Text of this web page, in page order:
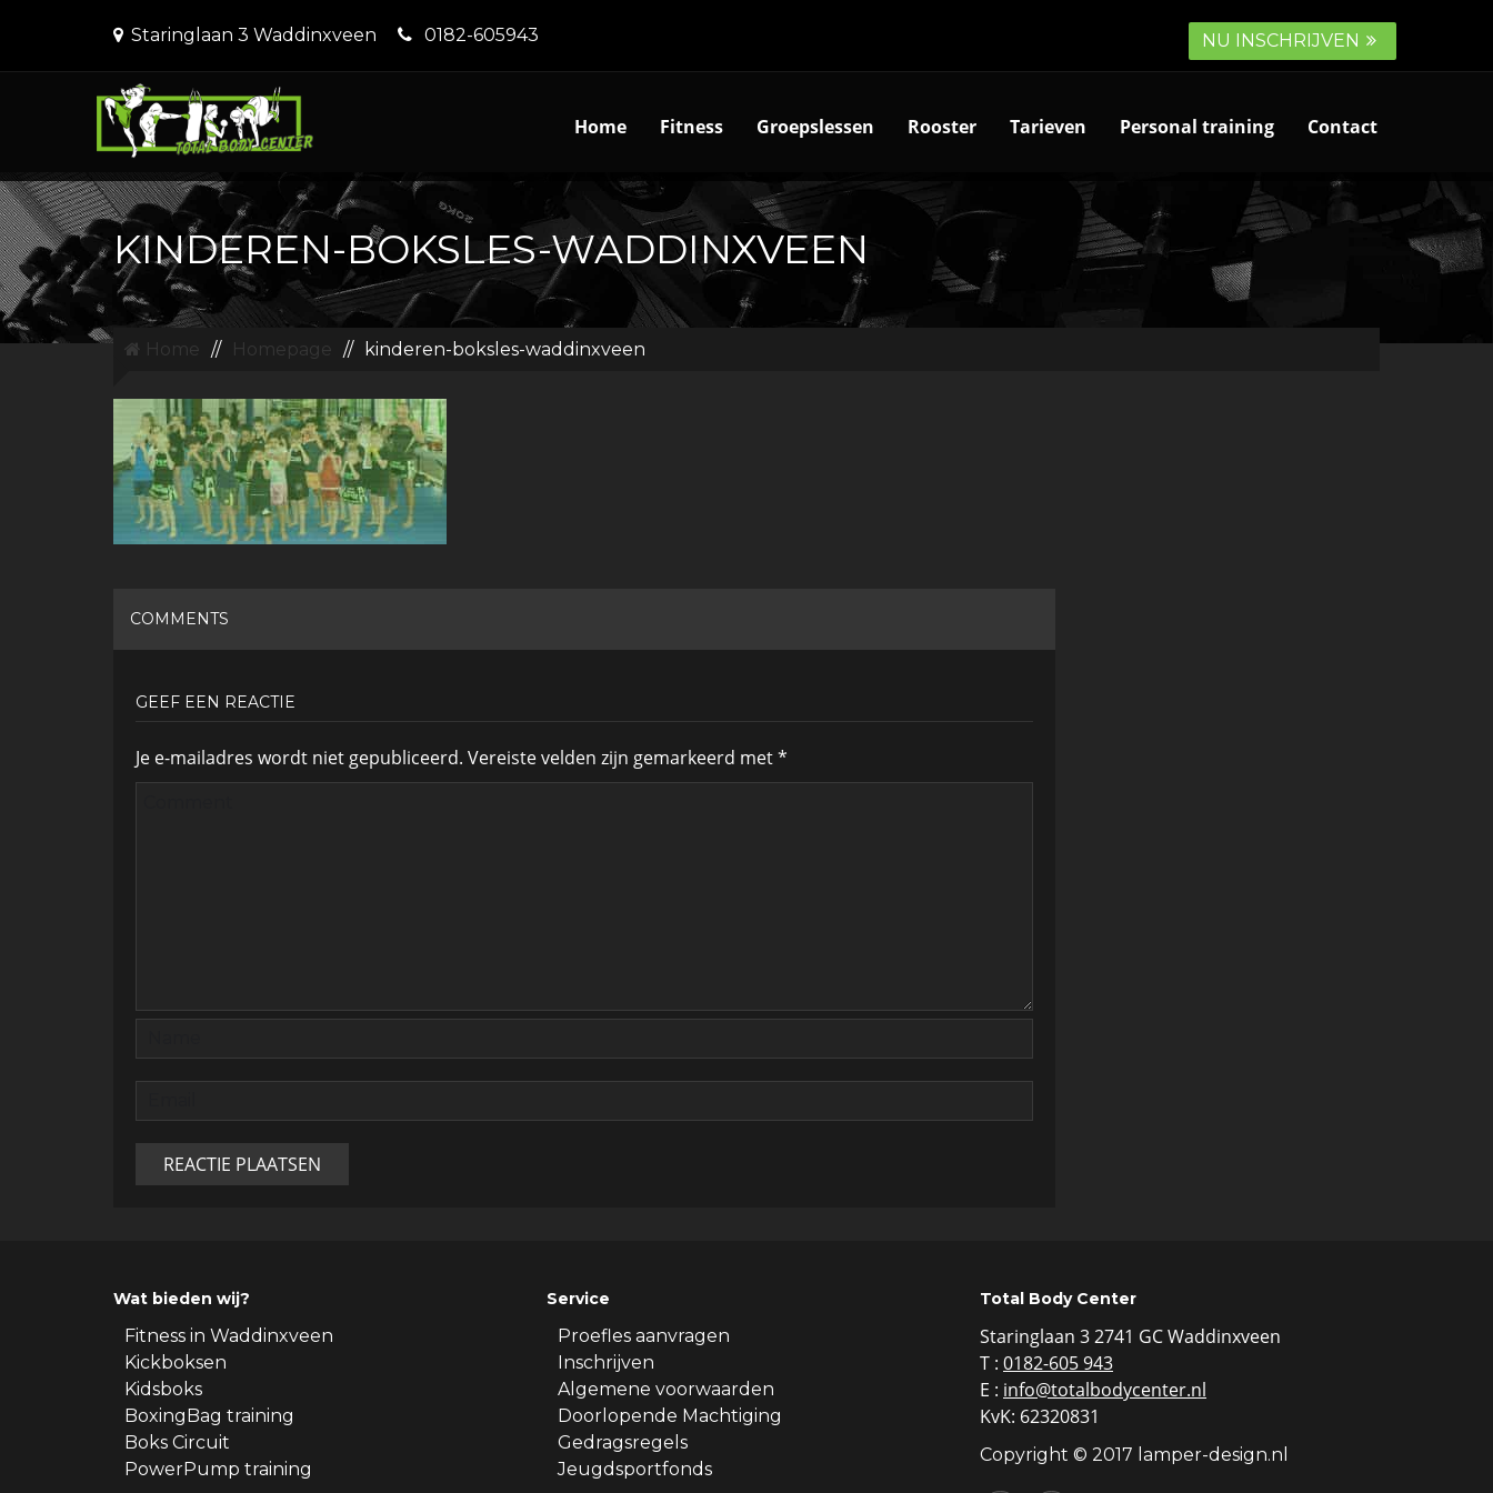
Staringlaan 3 Waddinxveen 0182-605943 NU INSCHRIJVEN
Home Fitness Groepslessen Rooster Tarieven Personal training Contact
KINDEREN-BOKSLES-WADDINXVEEN
Home // Homepage // kinderen-boksles-waddinxveen
COMMENTS
GEEF EEN REACTIE
Je e-mailadres wordt niet gepubliceerd. Vereiste velden zijn gemarkeerd met*
Wat bieden wij?
Fitness in Waddinxveen
Kickboksen
Kidsboks
BoxingBag training
Boks Circuit
PowerPump training
Service
Proefles aanvragen
Inschrijven
Algemene voorwaarden
Doorlopende Machtiging
Gedragsregels
Jeugdsportfonds
Total Body Center
Staringlaan 3 2741 GC Waddinxveen
T : 0182-605 943
E : info@totalbodycenter.nl
KvK: 62320831
Copyright © 2017 lamper-design.nl